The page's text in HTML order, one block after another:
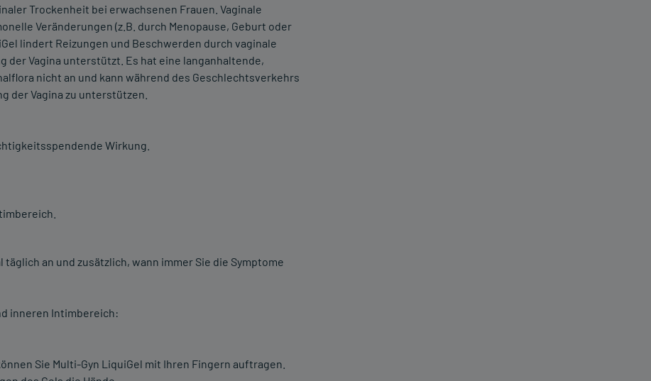
Trockenheit bei erwachsenen Frauen. Vaginale
Veränderungen (z.B. durch Menopause, Geburt oder
lindert Reizungen und Beschwerden durch vaginale
Vagina unterstützt. Es hat eine langanhaltende,
nicht an und kann während des Geschlechtsverkehrs
der Vagina zu unterstützen.
Wirkung.
an und zusätzlich, wann immer Sie die Symptome
inneren Intimbereich:
Sie Multi-Gyn LiquiGel mit Ihren Fingern auftragen.